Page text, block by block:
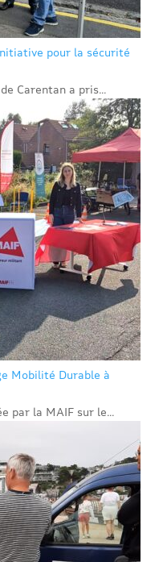
pour la sécurité
Carentan a pris...
Mobilité Durable à
par la MAIF sur le...